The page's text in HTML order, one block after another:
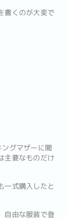
書くのが大変で
グマザーに聞
主要なものだけ
一式購入したと
自由な服装で登